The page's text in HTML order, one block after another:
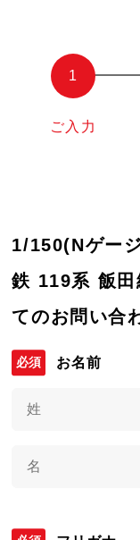
ご入力
1/150(Nゲー
鉄 119系 飯田
てのお問い合
お名前